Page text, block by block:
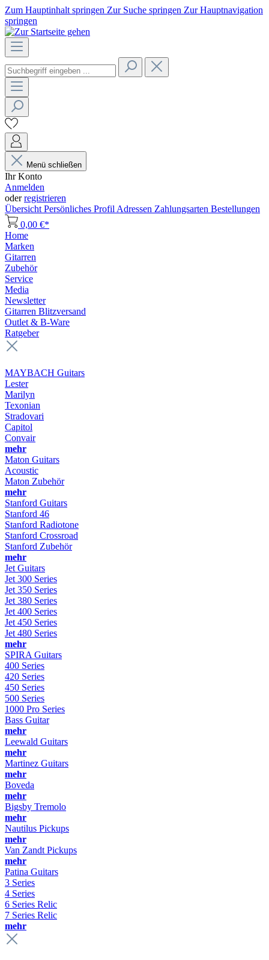
Zum Hauptinhalt springen Zur Suche springen Zur Hauptnavigation
springen
Menü schließen
Ihr Konto
Anmelden
oderregistrieren
Übersicht Persönliches Profil Adressen Zahlungsarten Bestellungen
0,00 €*
Home
Marken
Gitarren
Zubehör
Service
Media
Newsletter
Gitarren Blitzversand
Outlet & B-Ware
Ratgeber
MAYBACH Guitars
Lester
Marilyn
Texonian
Stradovari
Capitol
Convair
mehr
Maton Guitars
Acoustic
Maton Zubehör
mehr
Stanford Guitars
Stanford 46
Stanford Radiotone
Stanford Crossroad
Stanford Zubehör
mehr
Jet Guitars
Jet 300 Series
Jet 350 Series
Jet 380 Series
Jet 400 Series
Jet 450 Series
Jet 480 Series
mehr
SPIRA Guitars
400 Series
420 Series
450 Series
500 Series
1000 Pro Series
Bass Guitar
mehr
Leewald Guitars
mehr
Martinez Guitars
mehr
Boveda
mehr
Bigsby Tremolo
mehr
Nautilus Pickups
mehr
Van Zandt Pickups
mehr
Patina Guitars
3 Series
4 Series
6 Series Relic
7 Series Relic
mehr